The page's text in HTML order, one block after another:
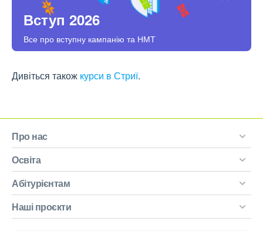
Вступ 2026
Все про вступну кампанію та НМТ
Дивіться також курси в Стриї.
Про нас
Освіта
Абітурієнтам
Наші проєкти